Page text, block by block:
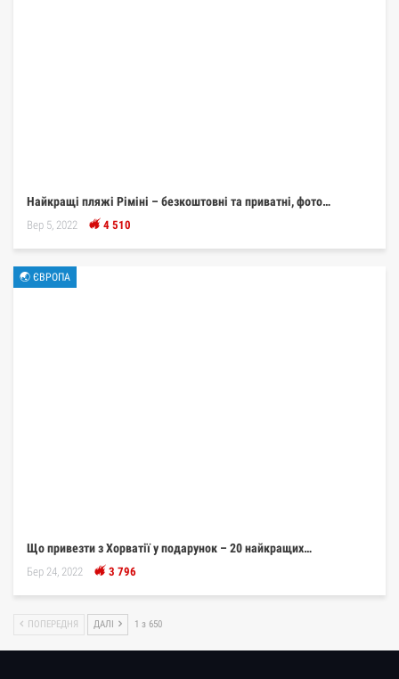
Найкращі пляжі Ріміні – безкоштовні та приватні, фото…
Вер 5, 2022 4 510
🌏 ЄВРОПА
Що привезти з Хорватії у подарунок – 20 найкращих…
Бер 24, 2022 3 796
ПОПЕРЕДНЯ ДАЛІ 1 з 650